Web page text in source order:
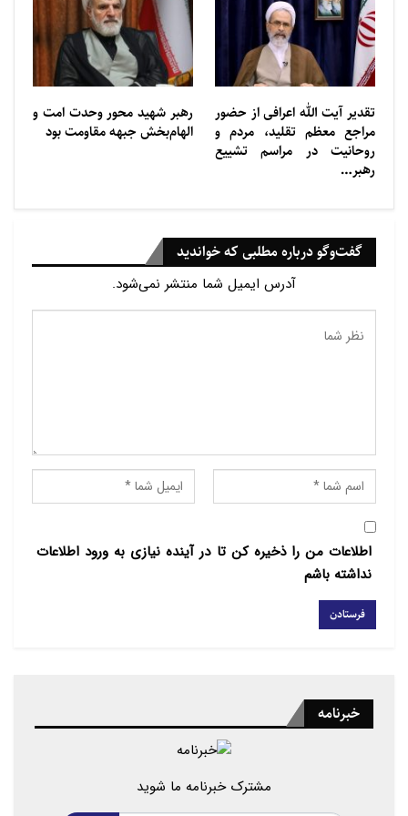
تقدیر آیت الله اعرافی از حضور
مراجع معظم تقلید، مردم و
روحانیت در مراسم تشییع
رهبر…
رهبر شهید محور وحدت امت و
الهام‌بخش جبهه مقاومت بود
گفت‌وگو درباره مطلبی که خواندید
آدرس ایمیل شما منتشر نمی‌شود.
اطلاعات من را ذخیره کن تا در آینده نیازی به ورود اطلاعات
نداشته باشم
خبرنامه
مشترک خبرنامه ما شوید